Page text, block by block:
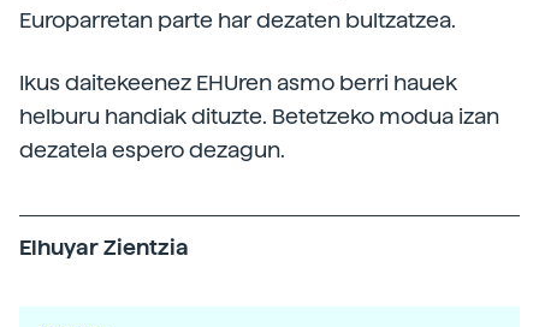
Europarretan parte har dezaten bultzatzea.
Ikus daitekeenez EHUren asmo berri hauek
helburu handiak dituzte. Betetzeko modua izan
dezatela espero dezagun.
Elhuyar Zientzia